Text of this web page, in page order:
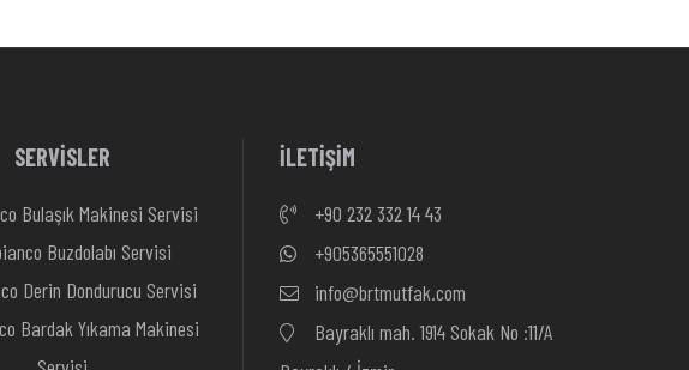
SERVİSLER
Bulaşık Makinesi Servisi
Buzdolabı Servisi
Derin Dondurucu Servisi
Bardak Yıkama Makinesi
İLETİŞİM
+90 232 332 14 43
+905365551028
info@brtmutfak.com
Bayraklı mah. 1914 Sokak No :11/A